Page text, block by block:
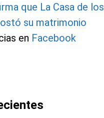
que La Casa de los
su matrimonio
en Facebook